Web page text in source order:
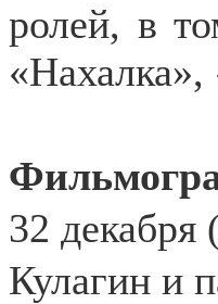
ролей, в
32 декабря
Кулагин и